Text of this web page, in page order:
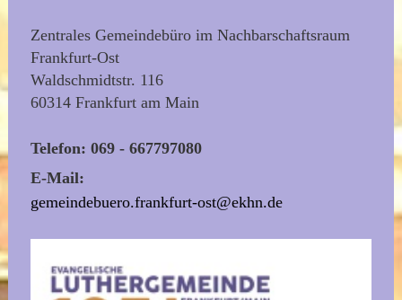
Zentrales Gemeindebüro im Nachbarschaftsraum
Frankfurt-Ost
Waldschmidtstr. 116
60314 Frankfurt am Main
Telefon: 069 - 667797080
E-Mail:
gemeindebuero.frankfurt-ost@ekhn.de